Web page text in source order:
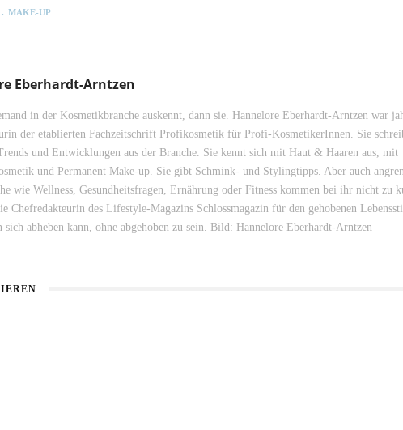
MAKE-UP
Eberhardt-Arntzen
in der Kosmetikbranche auskennt, dann sie. Hannelore Eberhardt-Arntzen war
der etablierten Fachzeitschrift Profikosmetik für Profi-KosmetikerInnen. Sie
und Entwicklungen aus der Branche. Sie kennt sich mit Haut & Haaren aus, mit
und Permanent Make-up. Sie gibt Schmink- und Stylingtipps. Aber auch
wie Wellness, Gesundheitsfragen, Ernährung oder Fitness kommen bei ihr nicht zu
Chefredakteurin des Lifestyle-Magazins Schlossmagazin für den gehobenen
sich abheben kann, ohne abgehoben zu sein. Bild: Hannelore Eberhardt-Arntzen